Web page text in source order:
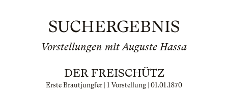
SUCHERGEBNIS
Vorstellungen mit Auguste Hassa
DER FREISCHÜTZ
Erste Brautjungfer | 1 Vorstellung | 01.01.1870